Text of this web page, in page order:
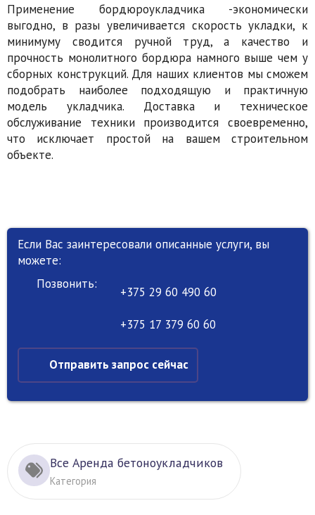
Применение бордюроукладчика -экономически
выгодно, в разы увеличивается скорость укладки, к
минимуму сводится ручной труд, а качество и
прочность монолитного бордюра намного выше чем у
сборных конструкций. Для наших клиентов мы сможем
подобрать наиболее подходящую и практичную
модель укладчика. Доставка и техническое
обслуживание техники производится своевременно,
что исключает простой на вашем строительном
объекте.
Если Вас заинтересовали описанные услуги, вы
можете:
Позвонить:
+375 29 60 490 60
+375 17 379 60 60
Отправить запрос сейчас
Все Аренда бетоноукладчиков
Категория